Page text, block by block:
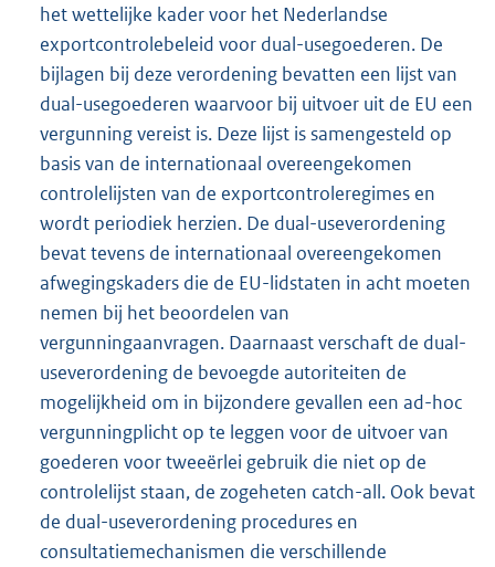
het wettelijke kader voor het Nederlandse
exportcontrolebeleid voor dual-usegoederen. De
bijlagen bij deze verordening bevatten een lijst van
dual-usegoederen waarvoor bij uitvoer uit de EU een
vergunning vereist is. Deze lijst is samengesteld op
basis van de internationaal overeengekomen
controlelijsten van de exportcontroleregimes en
wordt periodiek herzien. De dual-useverordening
bevat tevens de internationaal overeengekomen
afwegingskaders die de EU-lidstaten in acht moeten
nemen bij het beoordelen van
vergunningaanvragen. Daarnaast verschaft de dual-
useverordening de bevoegde autoriteiten de
mogelijkheid om in bijzondere gevallen een ad-hoc
vergunningplicht op te leggen voor de uitvoer van
goederen voor tweeërlei gebruik die niet op de
controlelijst staan, de zogeheten catch-all. Ook bevat
de dual-useverordening procedures en
consultatiemechanismen die verschillende